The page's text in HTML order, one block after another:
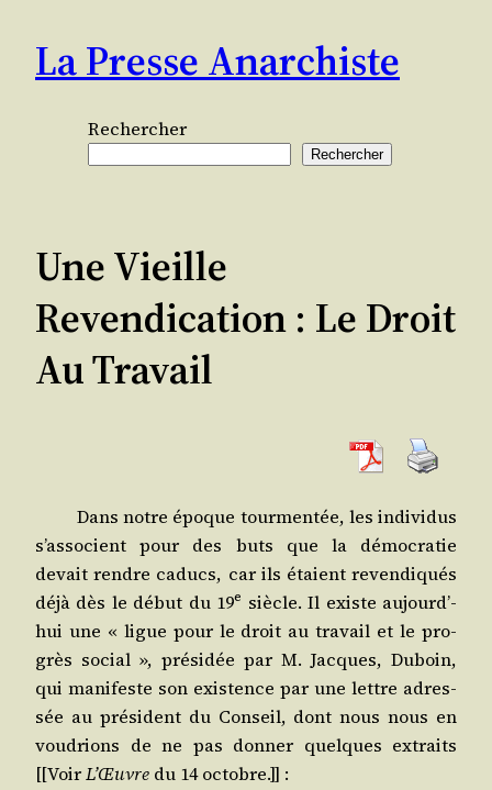
contenu
La Presse Anarchiste
Rechercher
Rechercher
Une Vieille
Revendication : Le Droit
Au Travail
Dans notre époque tour­men­tée, les indi­vi­dus
s’as­so­cient pour des buts que la démo­cra­tie
devait rendre caducs, car ils étaient reven­di­qués
déjà dès le début du 19e siècle. Il existe aujourd’­
hui une « ligue pour le droit au tra­vail et le pro­
grès social », pré­si­dée par M. Jacques, Duboin,
qui mani­feste son exis­tence par une lettre adres­
sée au pré­sident du Conseil, dont nous nous en
vou­drions de ne pas don­ner quelques extraits
[[VoirL’Œuvre du 14 octobre.]] :